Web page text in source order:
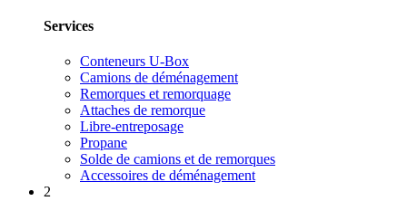
Services
Conteneurs U-Box
Camions de déménagement
Remorques et remorquage
Attaches de remorque
Libre-entreposage
Propane
Solde de camions et de remorques
Accessoires de déménagement
2